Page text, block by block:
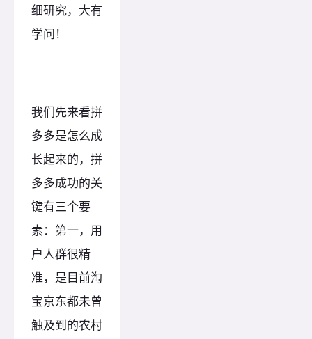
细研究，大有
学问！
我们先来看拼
多多是怎么成
长起来的，拼
多多成功的关
键有三个要
素：第一，用
户人群很精
准，是目前淘
宝京东都未曾
触及到的农村